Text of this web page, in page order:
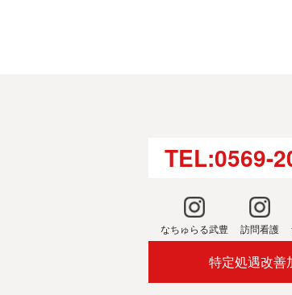
TEL:0569-
なちゅらる武豊 訪問看護
特定処遇改善